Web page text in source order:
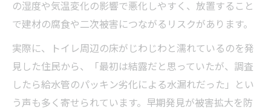
チェーン不具合が招くトイレ水漏れの仕組
トイレの水が止まらない現象の主な原因例
チェーン交換や調整で防ぐトイレ水漏れの
方法
の湿度や気温変化の影響で悪化しやすく、放置すること
で建材の腐食や二次被害につながるリスクがあります。
実際に、トイレ周辺の床がじわじわと濡れているのを発
見した住民から、「最初は結露だと思っていたが、調査
したら給水管のパッキン劣化による水漏れだった」とい
う声も多く寄せられています。早期発見が被害拡大を防